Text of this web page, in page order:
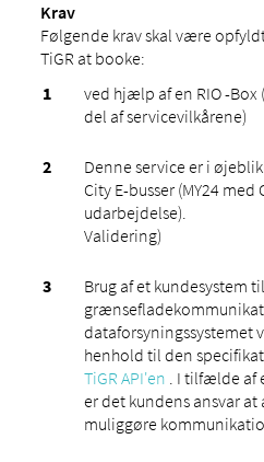
Krav
Følgende krav skal være
TiGR at booke:
ved hjælp af en RIO -Box
del af servicevilkårene)
Denne service er i
City E-busser (MY24
udarbejdelse).
Validering)
Brug af et kundesystem til
dataforsyningssystemet
henhold til den
TiGR API'en . I tilfælde af
er det kundens ansvar
muliggøre